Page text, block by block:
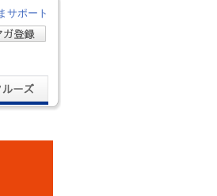
サポート